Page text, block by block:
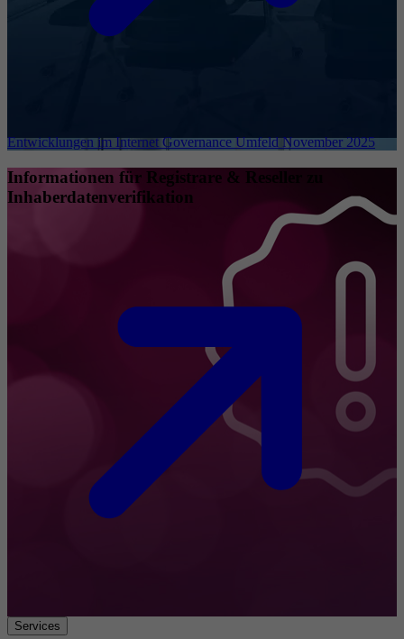
Entwicklungen im Internet Governance Umfeld November 2025
Informationen für Registrare & Reseller zu
Inhaberdatenverifikation
Services